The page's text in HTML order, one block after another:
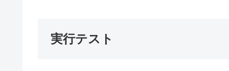
実行テスト